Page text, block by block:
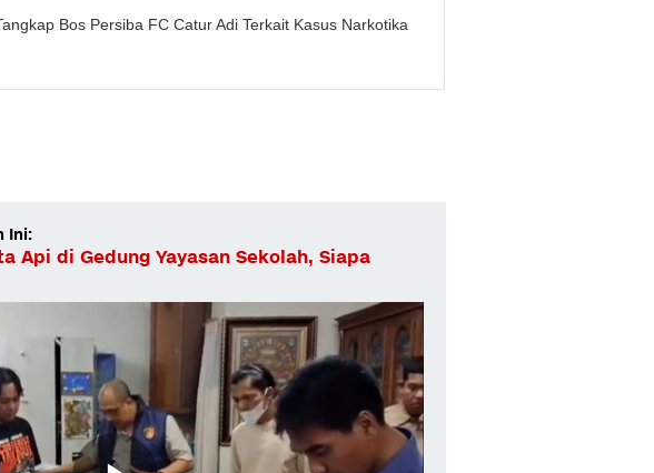
Bos Persiba FC Catur Adi Terkait Kasus Narkotika
Ini:
Api di Gedung Yayasan Sekolah, Siapa